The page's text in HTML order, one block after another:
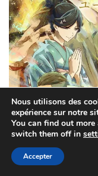
Nous utilisons des
expérience sur notre
You can find out
switch them off in
Accepter